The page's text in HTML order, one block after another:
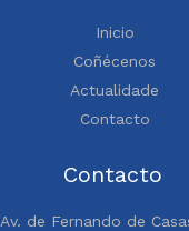
Inicio
Coñécenos
Actualidade
Contacto
Contacto
Av. de Fernando de